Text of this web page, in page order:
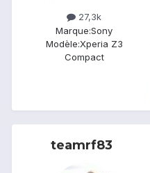
27,3k
Marque:Sony
Modèle:Xperia Z3
Compact
teamrf83